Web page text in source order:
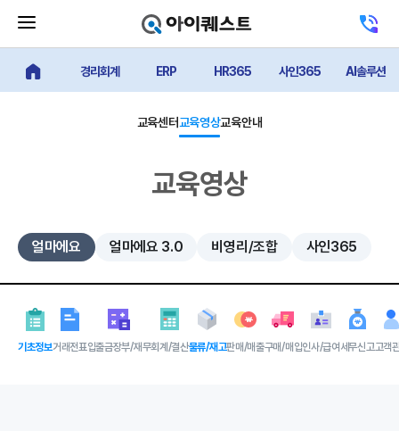
기
버
튼
센
터
얼마에요 메인경리회계 ERP HR365 사인365 AI솔루션
교육센터교육영상교육안내
교육영상
얼마에요 얼마에요 3.0 비영리/조합 사인365
기초정보거래전표입출금장부/재무회계/결산물류/재고판매/매출구매/매입인사/급여 세무신고고객